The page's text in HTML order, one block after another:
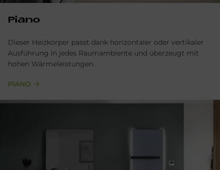
Piano
Dieser Heizkörper pas­st dank horizon­taler oder ver­tika­ler
Aus­führung in jedes Raum­ambiente und über­zeugt mit
hohen Wärmeleistungen.
PIANO